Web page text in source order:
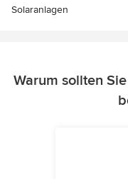
Solaranlagen
Warum sollten